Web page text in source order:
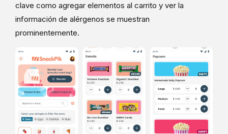
clave como agregar elementos al carrito y ver la
información de alérgenos se muestran
prominentemente.